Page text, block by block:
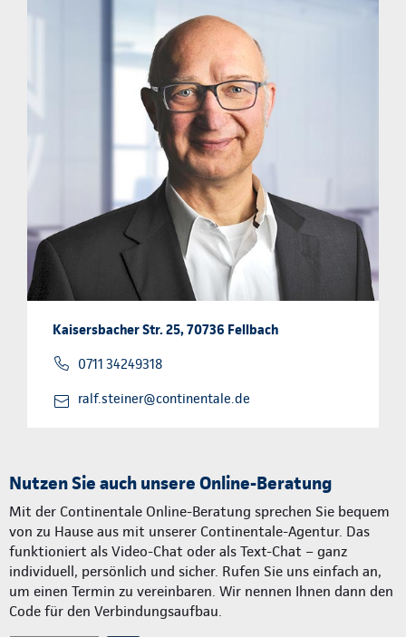
Kaisersbacher Str. 25, 70736 Fellbach
0711 34249318
ralf.steiner@continentale.de
Nutzen Sie auch unsere Online-Beratung
Mit der Continentale Online-Beratung sprechen Sie bequem
von zu Hause aus mit unserer Continentale-Agentur. Das
funktioniert als Video-Chat oder als Text-Chat – ganz
individuell, persönlich und sicher. Rufen Sie uns einfach an,
um einen Termin zu vereinbaren. Wir nennen Ihnen dann den
Code für den Verbindungsaufbau.